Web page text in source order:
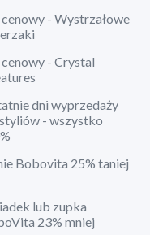
- Wystrzałowe
- Crystal
dni wyprzedaży
- wszystko
Bobovita 25% taniej
lub zupka
23% mniej